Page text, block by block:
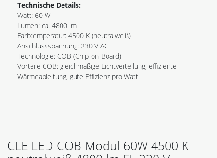
Technische Details:
Watt: 60 W
Lumen: ca. 4800 lm
Farbtemperatur: 4500 K (neutralweiß)
Anschlussspannung: 230 V AC
Technologie: COB (Chip-on-Board)
Vorteile COB: gleichmäßige Lichtverteilung, effiziente
Wärmeableitung, gute Effizienz pro Watt.
CLE LED COB Modul 60W 4500 K